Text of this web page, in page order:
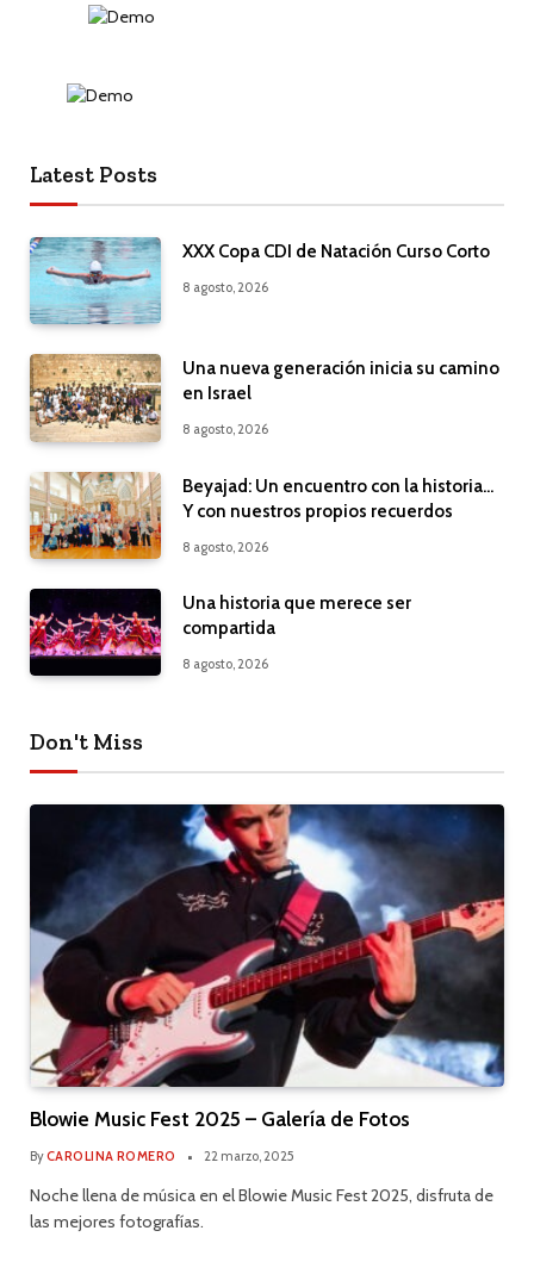
Latest Posts
XXX Copa CDI de Natación Curso Corto
8 agosto, 2026
Una nueva generación inicia su camino
en Israel
8 agosto, 2026
Beyajad: Un encuentro con la historia…
Y con nuestros propios recuerdos
8 agosto, 2026
Una historia que merece ser
compartida
8 agosto, 2026
Don't Miss
Blowie Music Fest 2025 – Galería de Fotos
ByCAROLINA ROMERO 22 marzo, 2025
Noche llena de música en el Blowie Music Fest 2025, disfruta de
las mejores fotografías.